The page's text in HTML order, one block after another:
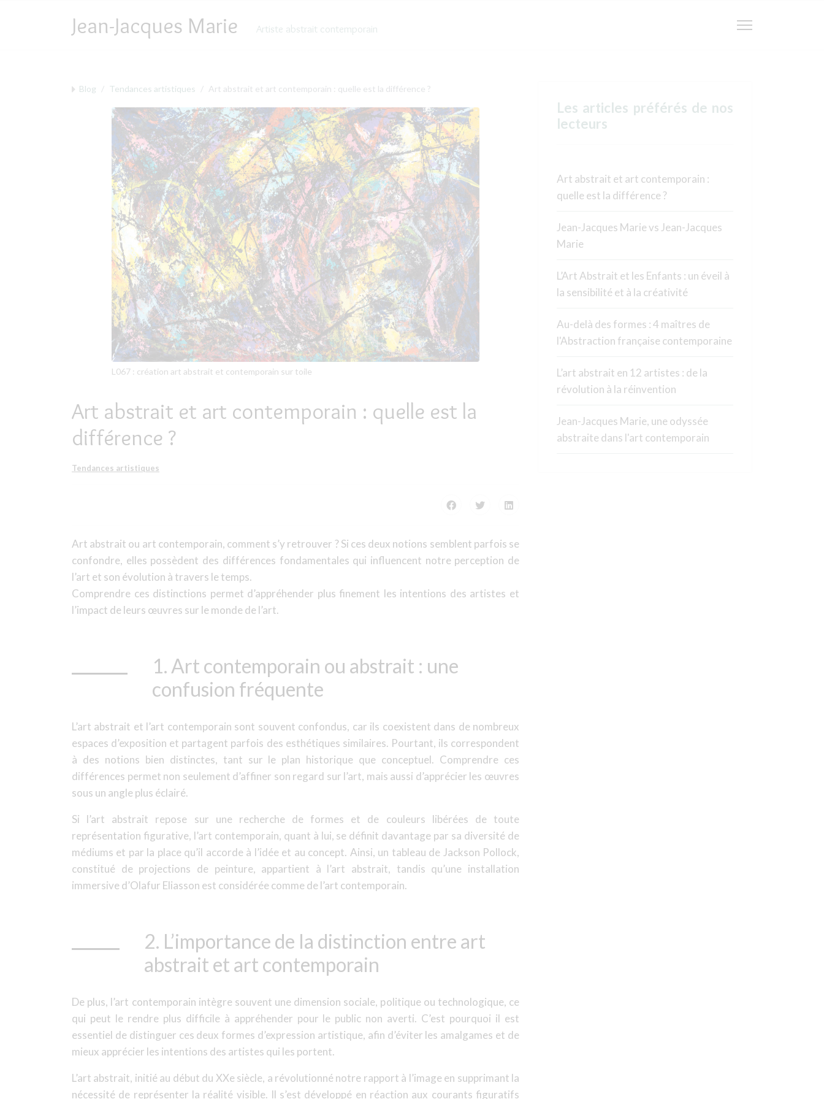
Jean-Jacques Marie Artiste abstrait contemporain
Tendances artistiques
Réflexions sur l'art
Analyse d'œuvres
La Boutique d'atelier
atelier@jjmarie.com
Blog Tendances artistiques Art abstrait et art contemporain : quelle est la différence ?
L067 : création art abstrait et contemporain sur toile
Art abstrait et art contemporain : quelle est la
différence ?
Tendances artistiques
Art abstrait ou art contemporain, comment s’y retrouver ? Si ces deux notions semblent parfois se
confondre, elles possèdent des différences fondamentales qui influencent notre perception de
l’art et son évolution à travers le temps.
Comprendre ces distinctions permet d’appréhender plus finement les intentions des artistes et
l’impact de leurs œuvres sur le monde de l’art.
1. Art contemporain ou abstrait : une
confusion fréquente
L’art abstrait et l’art contemporain sont souvent confondus, car ils coexistent dans de nombreux
espaces d’exposition et partagent parfois des esthétiques similaires. Pourtant, ils correspondent
à des notions bien distinctes, tant sur le plan historique que conceptuel. Comprendre ces
différences permet non seulement d’affiner son regard sur l’art, mais aussi d’apprécier les œuvres
sous un angle plus éclairé.
Si l’art abstrait repose sur une recherche de formes et de couleurs libérées de toute
représentation figurative, l’art contemporain, quant à lui, se définit davantage par sa diversité de
médiums et par la place qu’il accorde à l’idée et au concept. Ainsi, un tableau de Jackson Pollock,
constitué de projections de peinture, appartient à l’art abstrait, tandis qu’une installation
immersive d’Olafur Eliasson est considérée comme de l’art contemporain.
2. L’importance de la distinction entre art
abstrait et art contemporain
De plus, l’art contemporain intègre souvent une dimension sociale, politique ou technologique, ce
qui peut le rendre plus difficile à appréhender pour le public non averti. C’est pourquoi il est
essentiel de distinguer ces deux formes d’expression artistique, afin d’éviter les amalgames et de
mieux apprécier les intentions des artistes qui les portent.
L’art abstrait, initié au début du XXe siècle, a révolutionné notre rapport à l’image en supprimant la
nécessité de représenter la réalité visible. Il s’est développé en réaction aux courants figuratifs
Les articles préférés de nos
lecteurs
Art abstrait et art contemporain :
quelle est la différence ?
Jean-Jacques Marie vs Jean-Jacques
Marie
L’Art Abstrait et les Enfants : un éveil à
la sensibilité et à la créativité
Au-delà des formes : 4 maîtres de
l'Abstraction française contemporaine
L’art abstrait en 12 artistes : de la
révolution à la réinvention
Jean-Jacques Marie, une odyssée
abstraite dans l'art contemporain